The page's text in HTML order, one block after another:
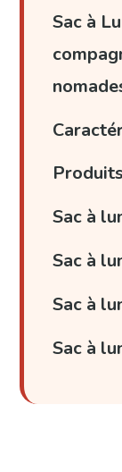
Sac à
Sac à
Sac à
Sac à
Sac à